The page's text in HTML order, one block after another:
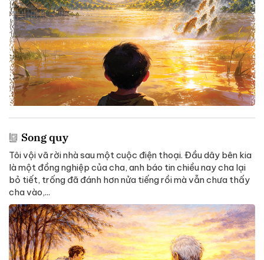
Song quy
Tôi vội vã rời nhà sau một cuộc điện thoại. Đầu dây bên kia
là một đồng nghiệp của cha, anh báo tin chiều nay cha lại
bỏ tiết, trống đã đánh hơn nửa tiếng rồi mà vẫn chưa thấy
cha vào,...